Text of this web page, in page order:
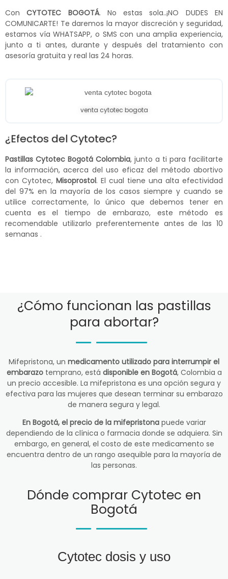
ConCYTOTEC BOGOTÁ. No estas sola..¡NO DUDES EN
COMUNICARTE! Te daremos la mayor discreción y seguridad,
estamos vía WHATSAPP, o SMS con una amplia experiencia,
junto a ti antes, durante y después del tratamiento con
asesoría gratuita y real las 24 horas.
venta cytotec bogota
¿Efectos del Cytotec?
Pastillas Cytotec Bogotá Colombia, junto a ti para facilitarte
la información, acerca del uso eficaz del método abortivo
con Cytotec, Misoprostol. El cual tiene una alta efectividad
del 97% en la mayoría de los casos siempre y cuando se
utilice correctamente, lo único que debemos tener en
cuenta es el tiempo de embarazo, este método es
recomendable utilizarlo preferentemente antes de las 10
semanas .
¿Cómo funcionan las pastillas
para abortar?
Mifepristona, un medicamento utilizado para interrumpir el
embarazotemprano, está disponible en Bogotá, Colombia a
un precio accesible. La mifepristona es una opción segura y
efectiva para las mujeres que desean terminar su embarazo
de manera segura y legal.
En Bogotá, el precio de la mifepristonapuede variar
dependiendo de la clínica o farmacia donde se adquiera. Sin
embargo, en general, el costo de este medicamento se
encuentra dentro de un rango asequible para la mayoría de
las personas.
Dónde comprar Cytotec en
Bogotá
Cytotec dosis y uso